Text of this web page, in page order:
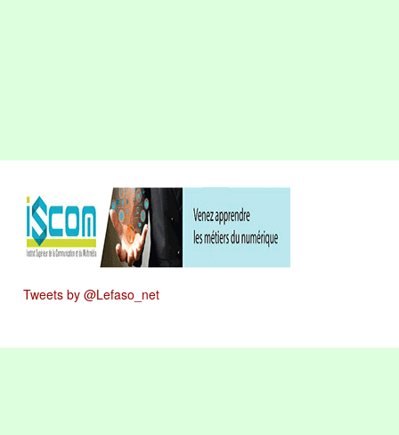
Tweets by @Lefaso_net